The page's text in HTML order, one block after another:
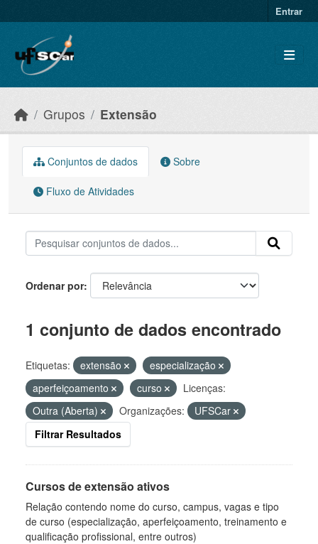
Entrar
Grupos Extensão
Conjuntos de dados Sobre
Fluxo de Atividades
Ordenar por
1 conjunto de dados encontrado
Etiquetas: extensão
especialização
aperfeiçoamento
curso
Licenças:
Outra (Aberta)
Organizações:
UFSCar
Filtrar Resultados
Cursos de extensão ativos
Relação contendo nome do curso, campus, vagas e tipo
de curso (especialização, aperfeiçoamento, treinamento e
qualificação profissional, entre outros)